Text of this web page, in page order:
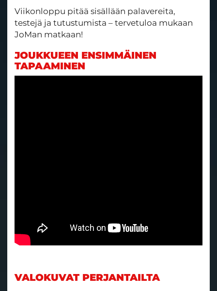
Viikonloppu pitää sisällään palavereita,
testejä ja tutustumista – tervetuloa mukaan
JoMan matkaan!
JOUKKUEEN ENSIMMÄINEN
TAPAAMINEN
VALOKUVAT PERJANTAILTA